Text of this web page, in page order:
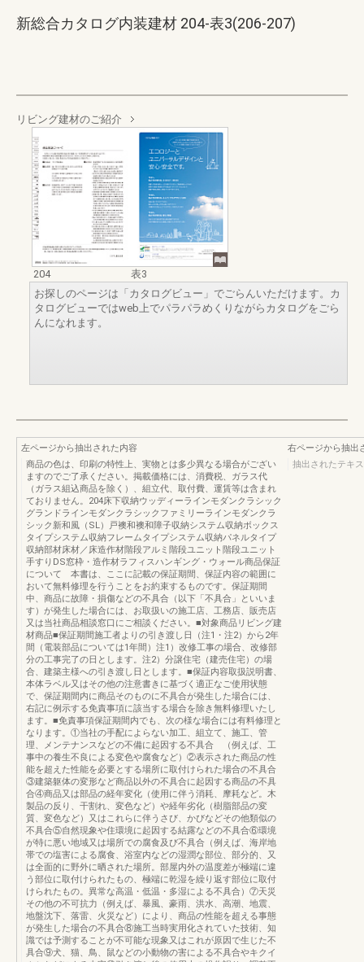
新総合カタログ内装建材 204-表3(206-207)
リビング建材のご紹介
204
表3
お探しのページは「カタログビュー」でごらんいただけます。カ
タログビューではweb上でパラパラめくりながらカタログをごら
んになれます。
左ページから抽出された内容
商品の色は、印刷の特性上、実物とは多少異なる場合がござい
ますのでご了承ください。掲載価格には、消費税、ガラス代
（ガラス組込商品を除く）、組立代、取付費、運賃等は含まれ
ておりません。204床下収納ウッディーラインモダンクラシック
グランドラインモダンクラシックファミリーラインモダンクラ
シック新和風（SL）戸襖和襖和障子収納システム収納ボックス
タイプシステム収納フレームタイプシステム収納パネルタイプ
収納部材床材／床造作材階段アルミ階段ユニット階段ユニット
手すりDS窓枠・造作材ラフィスハンギング・ウォール商品保証
について 本書は、ここに記載の保証期間、保証内容の範囲に
おいて無料修理を行うことをお約束するものです。保証期間
中、商品に故障・損傷などの不具合（以下「不具合」といいま
す）が発生した場合には、お取扱いの施工店、工務店、販売店
又は当社商品相談窓口にご相談ください。■対象商品リビング建
材商品■保証期間施工者よりの引き渡し日（注1・注2）から2年
間（電装部品については1年間）注1）改修工事の場合、改修部
分の工事完了の日とします。注2）分譲住宅（建売住宅）の場
合、建築主様への引き渡し日とします。■保証内容取扱説明書、
本体ラベル又はその他の注意書きに基づく適正なご使用状態
で、保証期間内に商品そのものに不具合が発生した場合には、
右記に例示する免責事項に該当する場合を除き無料修理いたし
ます。■免責事項保証期間内でも、次の様な場合には有料修理と
なります。①当社の手配によらない加工、組立て、施工、管
理、メンテナンスなどの不備に起因する不具合 （例えば、工
事中の養生不良による変色や腐食など）②表示された商品の性
能を超えた性能を必要とする場所に取付けられた場合の不具合
③建築躯体の変形など商品以外の不具合に起因する商品の不具
合④商品又は部品の経年変化（使用に伴う消耗、摩耗など。木
製品の反り、干割れ、変色など）や経年劣化（樹脂部品の変
質、変色など）又はこれらに伴うさび、かびなどその他類似の
不具合⑤自然現象や住環境に起因する結露などの不具合⑥環境
が特に悪い地域又は場所での腐食及び不具合（例えば、海岸地
帯での塩害による腐食、浴室内などの湿潤な部位、部分的、又
は全面的に野外に晒された場所。部屋内外の温度差が極端に違
う部位に取付けられたもの、極端に乾湿を繰り返す部位に取付
けられたもの。異常な高温・低温・多湿による不具合）⑦天災
その他の不可抗力（例えば、暴風、豪雨、洪水、高潮、地震、
地盤沈下、落雷、火災など）により、商品の性能を超える事態
が発生した場合の不具合⑧施工当時実用化されていた技術、知
識では予測することが不可能な現象又はこれが原因で生じた不
具合⑨犬、猫、鳥、鼠などの小動物の害による不具合やキクイ
右ページから抽出
抽出されたテキ